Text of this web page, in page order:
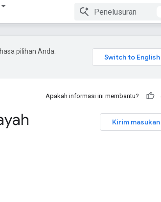
pilihan Anda.
Apakah informasi ini membantu?
Kirim masukan